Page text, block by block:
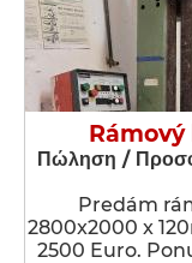
Πώληση /
Predám
2800x2000 x
2500 Euro.